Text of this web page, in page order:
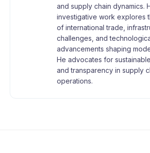
and supply chain dynamics.
investigative work explores
of international trade,
challenges, and
advancements shaping
He advocates for
and transparency in supply
operations.